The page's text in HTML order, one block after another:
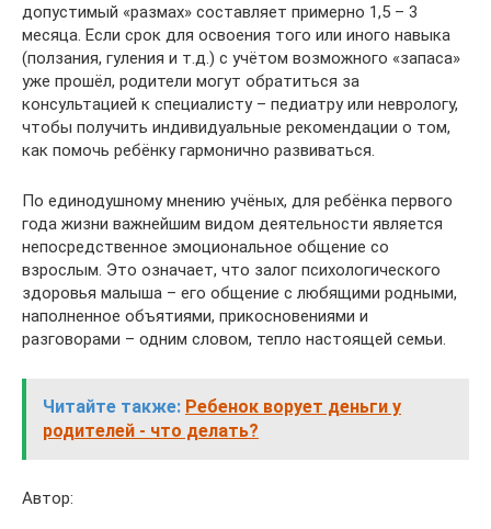
допустимый «размах» составляет примерно 1,5 – 3
месяца. Если срок для освоения того или иного навыка
(ползания, гуления и т.д.) с учётом возможного «запаса»
уже прошёл, родители могут обратиться за
консультацией к специалисту – педиатру или неврологу,
чтобы получить индивидуальные рекомендации о том,
как помочь ребёнку гармонично развиваться.
По единодушному мнению учёных, для ребёнка первого
года жизни важнейшим видом деятельности является
непосредственное эмоциональное общение со
взрослым. Это означает, что залог психологического
здоровья малыша – его общение с любящими родными,
наполненное объятиями, прикосновениями и
разговорами – одним словом, тепло настоящей семьи.
Читайте также: Ребенок ворует деньги у
родителей - что делать?
Автор: